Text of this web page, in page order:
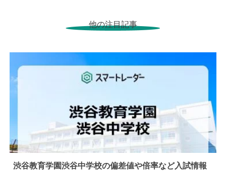
他の注目記事
渋谷教育学園渋谷中学校の偏差値や倍率など入試情報